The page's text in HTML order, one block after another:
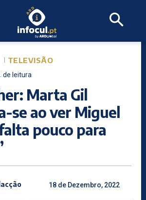
TELEVISÃO
de leitura
Marta Gil
se ao ver Miguel
pouco para
18 de Dezembro, 2022